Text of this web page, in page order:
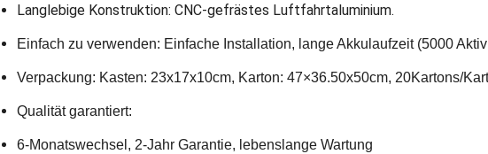
Langlebige Konstruktion: CNC-gefrästes Luftfahrtaluminium.
Einfach zu verwenden: Einfache Installation, lange Akkulaufzeit (5000
Verpackung: Kasten: 23x17x10cm, Karton: 47×36.50x50cm, 20Kartons/
Qualität garantiert:
6-Monatswechsel, 2-Jahr Garantie, lebenslange Wartung